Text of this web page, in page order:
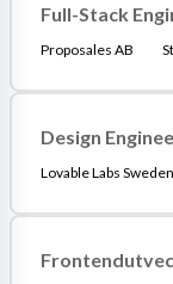
Full-Stack
Proposales AB
Design
Lovable Labs